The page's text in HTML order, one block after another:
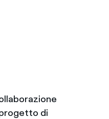
progetto di